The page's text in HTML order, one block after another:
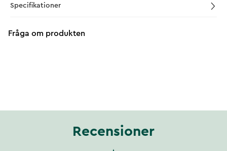
Specifikationer
Fråga om produkten
Recensioner